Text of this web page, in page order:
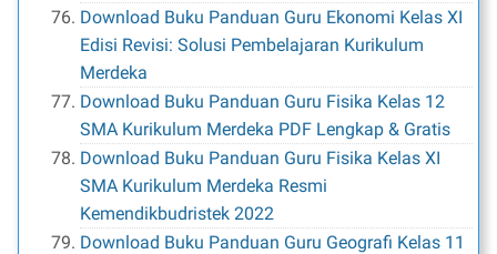
Download Buku Panduan Guru Ekonomi Kelas XI
Edisi Revisi: Solusi Pembelajaran Kurikulum
Merdeka
Download Buku Panduan Guru Fisika Kelas 12
SMA Kurikulum Merdeka PDF Lengkap & Gratis
Download Buku Panduan Guru Fisika Kelas XI
SMA Kurikulum Merdeka Resmi
Kemendikbudristek 2022
Download Buku Panduan Guru Geografi Kelas 11